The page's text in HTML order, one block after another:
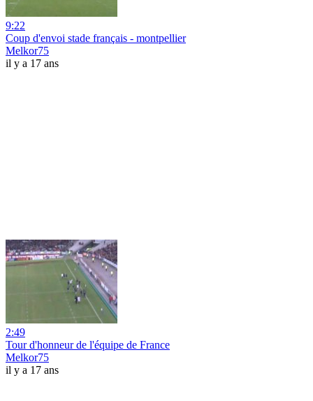
9:22
Coup d'envoi stade français - montpellier
Melkor75
il y a 17 ans
2:49
Tour d'honneur de l'équipe de France
Melkor75
il y a 17 ans